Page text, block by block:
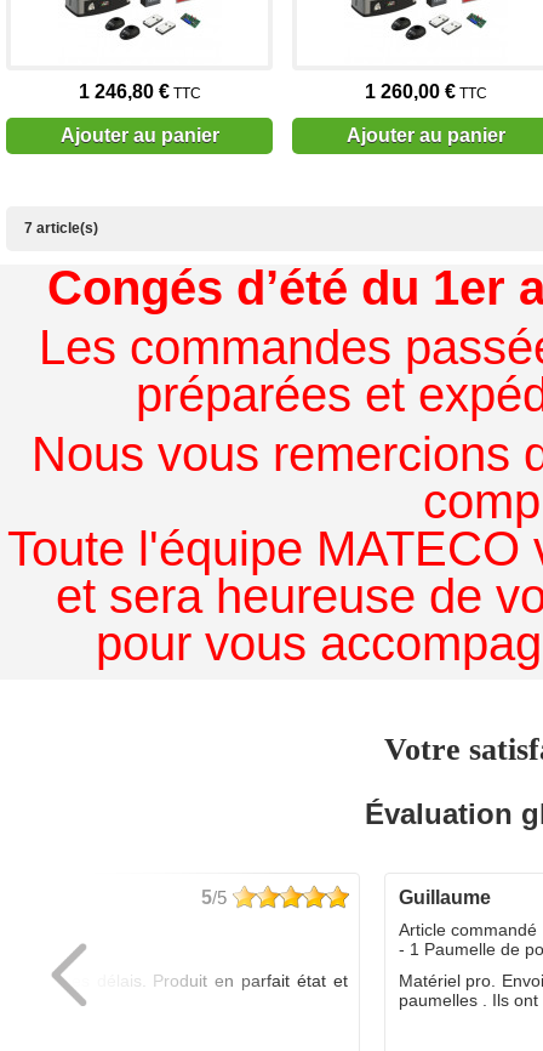
1 246,80 €TTC
Ajouter au panier
1 260,00 €TTC
Ajouter au panier
7 article(s)
Congés d’été du 1er
Les commandes
préparées et
Nous vous remercions
Toute l'équipe
et sera heureuse de
pour vous
Votre
Évaluation
5/5
dans les délais. Produit en parfait état et
guillaume
Article commandé
- 1 Paumelle de
Matériel pro.
paumelles . Ils ont